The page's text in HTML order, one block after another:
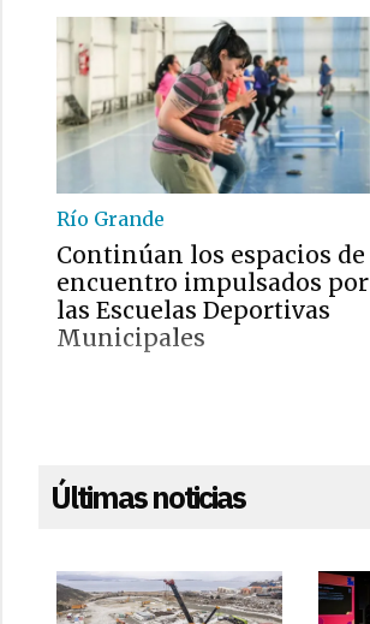
Río Grande
Continúan los espacios de
encuentro impulsados por
las Escuelas Deportivas
Municipales
Últimas noticias